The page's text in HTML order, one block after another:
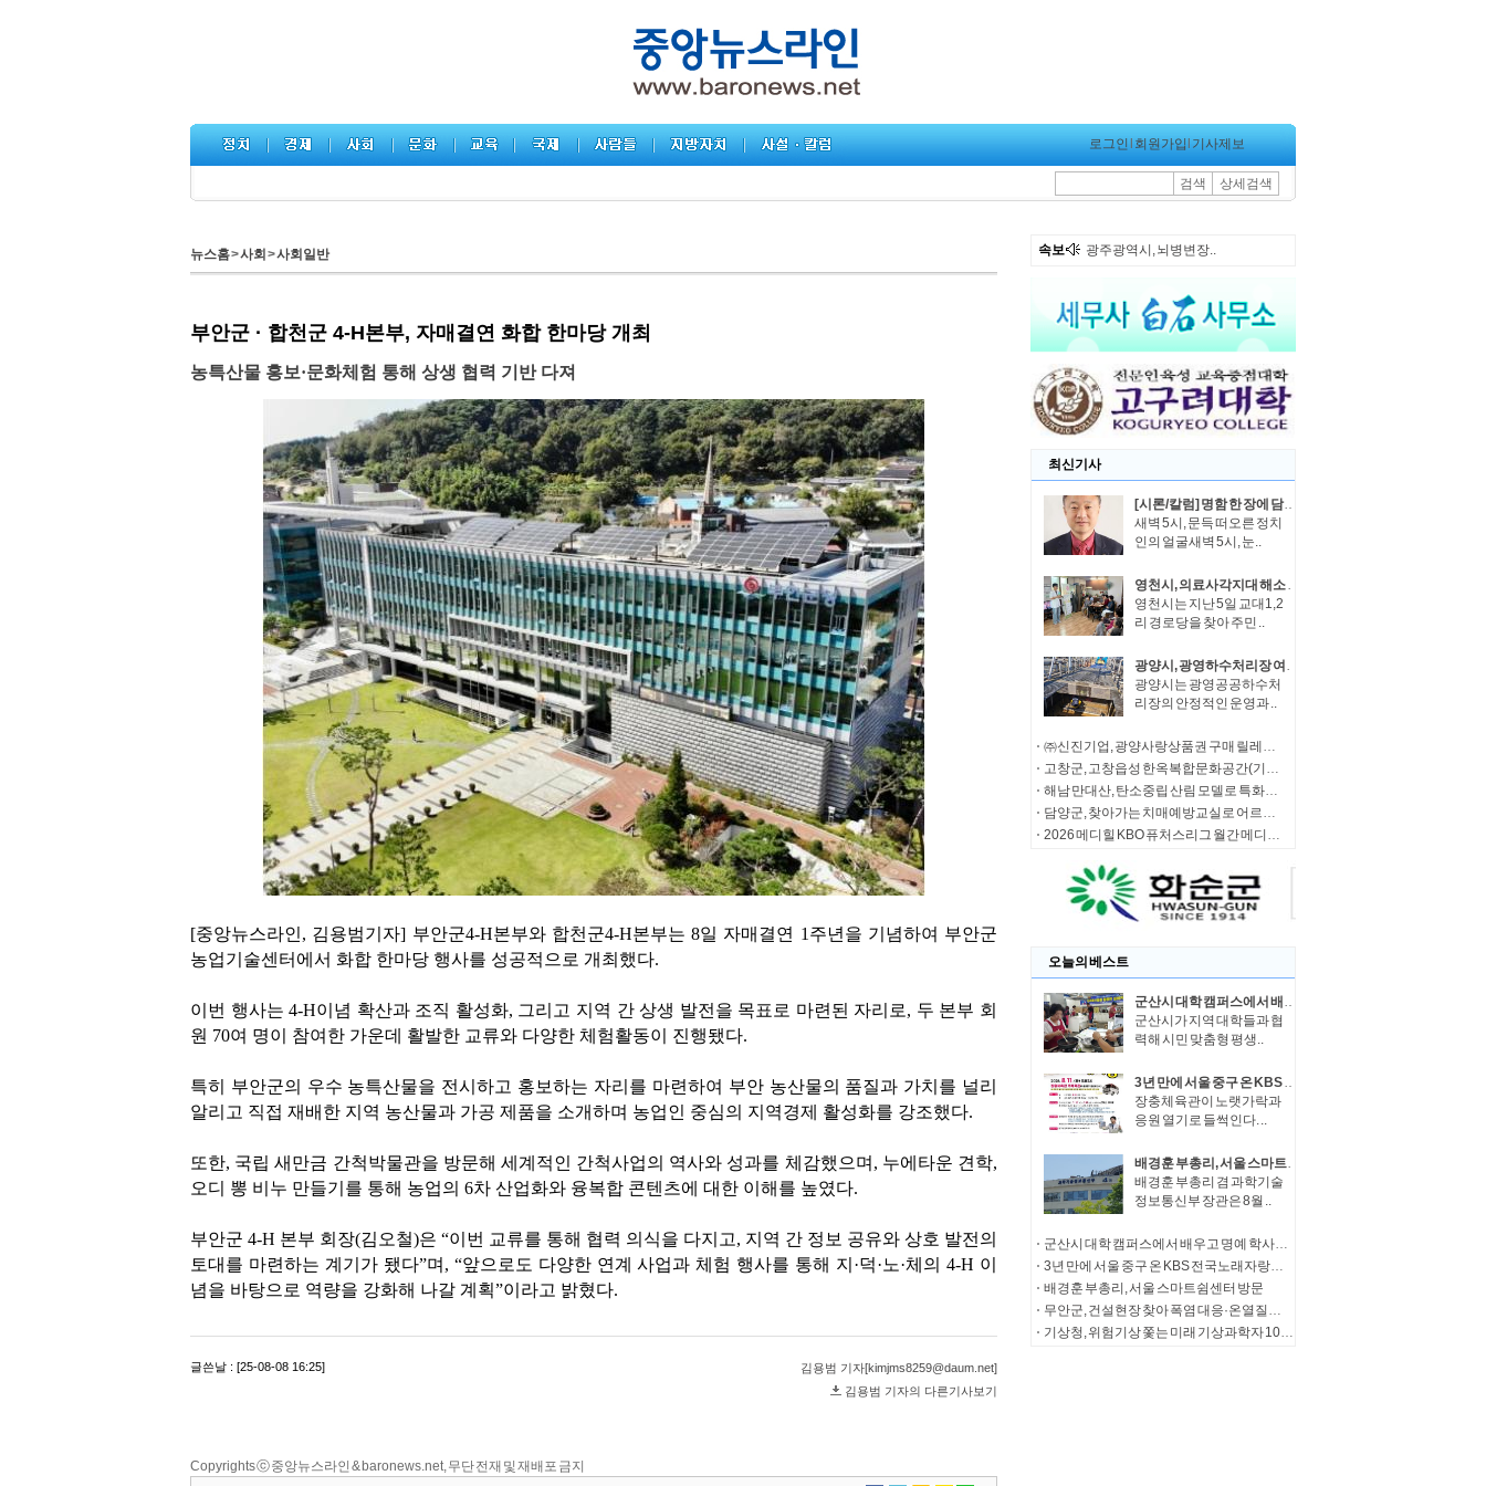
로그인 회원가입 기사제보
검색 상세검색
뉴스홈>사회 >사회일반
Copyrights ⓒ 중앙뉴스라인 & baronews.net, 무단 전재 및 재배포 금지
속보 광주광역시, 뇌병변장..
최신기사
[시론/칼럼] 명함 한 장에 담긴 권력의 무게, 그리고 언론의 붓끝
새벽 5시, 문득 떠오른 정치
인의 얼굴새벽 5시, 눈..
영천시, 의료사각지대 해소 위해 방문의료 지원사업 박차
영천시는 지난 5일 교대1,2
리 경로당을 찾아 주민 ..
광양시, 광영하수처리장 여과분리막 정밀세정 완료
광양시는 광영공공하수처
리장의 안정적인 운영과 ..
㈜신진기업, 광양사랑상품권 구매 릴레이 동참
고창군, 고창읍성 한옥복합문화공간(기증작품 전시갤러리·캐릭터 굿즈샵) 본격 운영
해남 만대산, 탄소중립 산림 모델로 특화림 조성
담양군, 찾아가는 치매예방교실로 어르신 인지건강 지킨다
2026 메디힐 KBO 퓨처스리그 월간 메디힐 퓨처스 루키상, 7월 수상자로 투수 고양 전준표, 타자 LG 손용준
오늘의 베스트
군산시 대학 캠퍼스에서 배우고 명예 학사학위까지
군산시가 지역 대학들과 협
력해 시민 맞춤형 평생..
3년 만에 서울 중구 온 KBS 전국노래자랑…11일 장충체육관서 공개녹화 열려
장충체육관이 노랫가락과
응원 열기로 들썩인다. ..
배경훈 부총리, 서울 스마트쉼센터 방문
배경훈 부총리 겸 과학기술
정보통신부 장관은 8월 ..
군산시 대학 캠퍼스에서 배우고 명예 학사학위까지
3년 만에 서울 중구 온 KBS 전국노래자랑…11일 장충체육관서 공개녹화 열려
배경훈 부총리, 서울 스마트쉼센터 방문
무안군, 건설현장 찾아 폭염 대응·온열질환 예방 총력
기상청, 위험기상 쫓는 미래 기상과학자 100인 수도권 하늘 아래 모인다!